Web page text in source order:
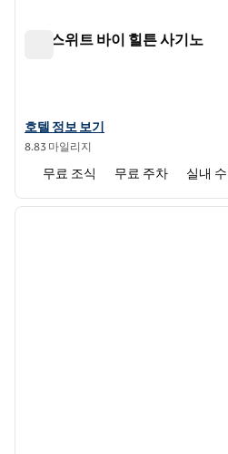
홈2 스위트 바이 힐튼 사기노
홈2 스위트 바이 힐튼 사기노의 호텔
호텔 정보 보기
8.83 마일리지
무료 조식 무료 주차 실내
1/12